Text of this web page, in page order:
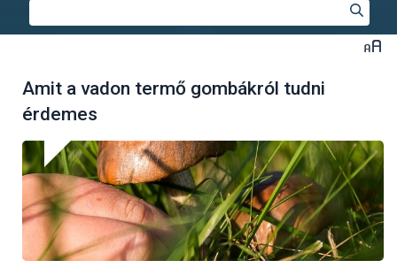
Amit a vadon termő gombákról tudni
érdemes